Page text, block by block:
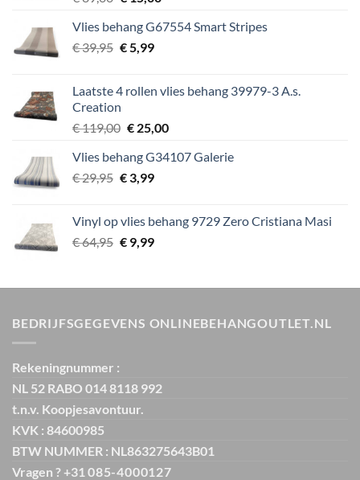
was:
€ 89,00.
is:
Vlies behang G67554 Smart Stripes
€39,95 Oorspronkelijke
€ 39,95.
€5,99Huidige
€ 5,99.
Laatste 4 rollen vlies behang 39979-3 A.s.
Creation
€119,00 Oorspronkelijke
was:
€ 119,00.
€25,00Huidige
is:
Vlies behang G34107 Galerie
€29,95 Oorspronkelijke
€ 29,95.
€3,99Huidige
€ 3,99.
Vinyl op vlies behang 9729 Zero Cristiana Masi
€64,95 Oorspronkelijke
€ 64,95.
€9,99Huidige
€ 9,99.
BEDRIJFSGEGEVENS ONLINEBEHANGOUTLET.NL
Rekeningnummer :
NL 52 RABO 014 8118 992
t.n.v. Koopjesavontuur.
KVK : 84600985
BTW NUMMER : NL863275643B01
Vragen ? +31 085-4000127